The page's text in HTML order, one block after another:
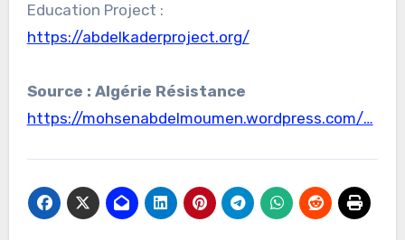
Education Project :
https://abdelkaderproject.org/
Source : Algérie Résistance
https://mohsenabdelmoumen.wordpress.com/…